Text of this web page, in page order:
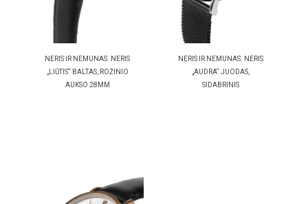
NERIS IR NEMUNAS. NERIS
„LIŪTIS“ BALTAS, ROŽINIO
AUKSO 28MM
NERIS IR NEMUNAS. NERIS
„AUDRA“ JUODAS,
SIDABRINIS